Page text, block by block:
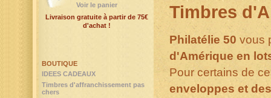
Timbres
Philatélie 50 vous
d'Amérique en
Pour certains de
enveloppes et
BOUTIQUE
IDEES CADEAUX
Timbres d'affranchissement pas
chers
Voir le panier
Livraison gratuite à partir de 75€
d'achat !